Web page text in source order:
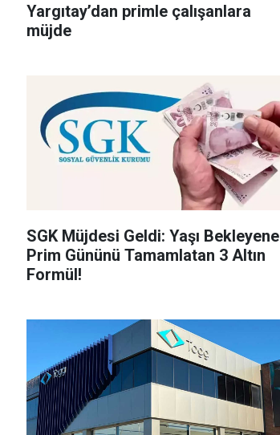
Yargıtay’dan primle çalışanlara
müjde
SGK Müjdesi Geldi: Yaşı Bekleyene
Prim Gününü Tamamlatan 3 Altın
Formül!